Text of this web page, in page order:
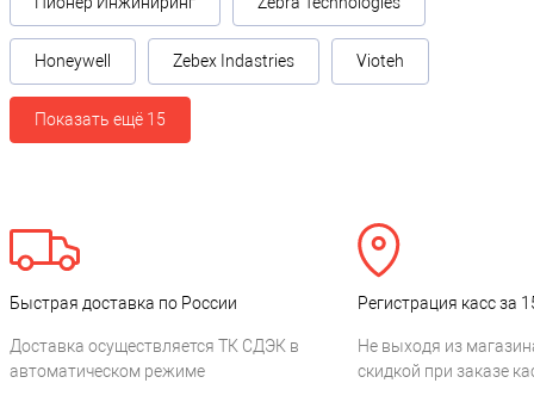
Honeywell Zebex Indastries Vioteh
Показать ещё 15
Быстрая доставка по России
Доставка осуществляется ТК СДЭК в
автоматическом режиме
Регистрация касс за
Не выходя из
скидкой при заказе